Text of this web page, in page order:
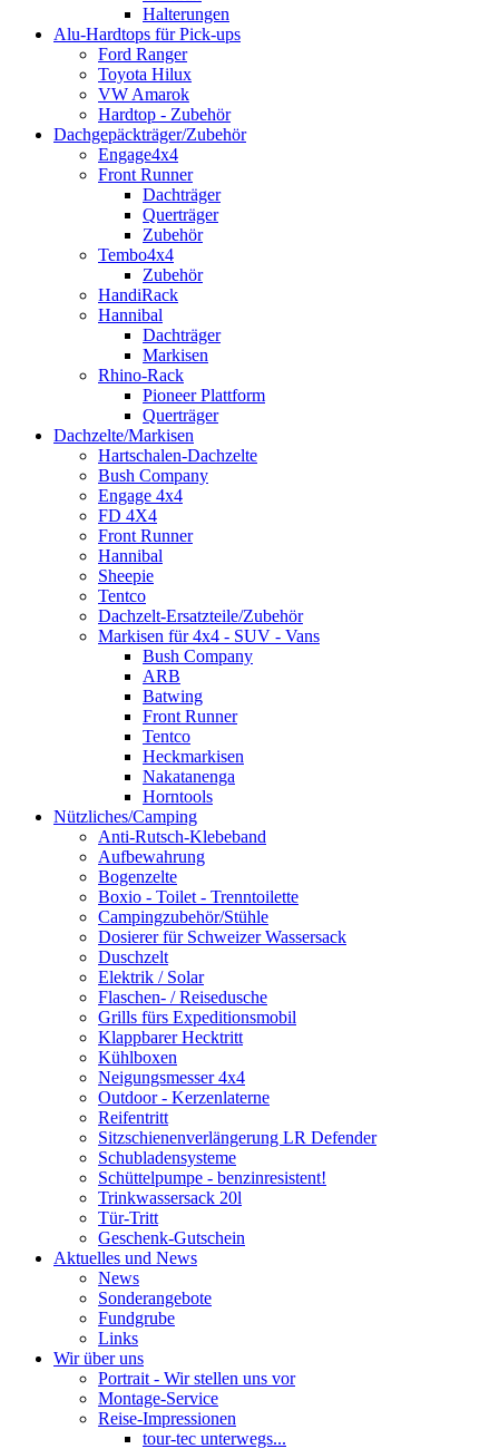
Halterungen
Alu-Hardtops für Pick-ups
Ford Ranger
Toyota Hilux
VW Amarok
Hardtop - Zubehör
Dachgepäckträger/Zubehör
Engage4x4
Front Runner
Dachträger
Querträger
Zubehör
Tembo4x4
Zubehör
HandiRack
Hannibal
Dachträger
Markisen
Rhino-Rack
Pioneer Plattform
Querträger
Dachzelte/Markisen
Hartschalen-Dachzelte
Bush Company
Engage 4x4
FD 4X4
Front Runner
Hannibal
Sheepie
Tentco
Dachzelt-Ersatzteile/Zubehör
Markisen für 4x4 - SUV - Vans
Bush Company
ARB
Batwing
Front Runner
Tentco
Heckmarkisen
Nakatanenga
Horntools
Nützliches/Camping
Anti-Rutsch-Klebeband
Aufbewahrung
Bogenzelte
Boxio - Toilet - Trenntoilette
Campingzubehör/Stühle
Dosierer für Schweizer Wassersack
Duschzelt
Elektrik / Solar
Flaschen- / Reisedusche
Grills fürs Expeditionsmobil
Klappbarer Hecktritt
Kühlboxen
Neigungsmesser 4x4
Outdoor - Kerzenlaterne
Reifentritt
Sitzschienenverlängerung LR Defender
Schubladensysteme
Schüttelpumpe - benzinresistent!
Trinkwassersack 20l
Tür-Tritt
Geschenk-Gutschein
Aktuelles und News
News
Sonderangebote
Fundgrube
Links
Wir über uns
Portrait - Wir stellen uns vor
Montage-Service
Reise-Impressionen
tour-tec unterwegs...